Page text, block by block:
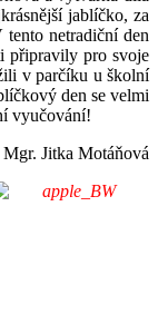
jablíčko, za
netradiční den
připravily pro svoje
v parčíku u školní
den se velmi
vyučování!
Mgr. Jitka Motáňová